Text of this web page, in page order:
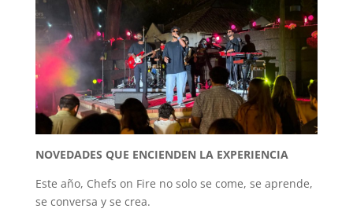
NOVEDADES QUE ENCIENDEN LA EXPERIENCIA
Este año, Chefs on Fire no solo se come, se aprende,
se conversa y se crea.